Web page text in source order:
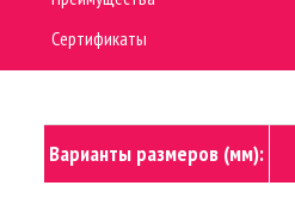
Сертификаты
Варианты размеров (мм):